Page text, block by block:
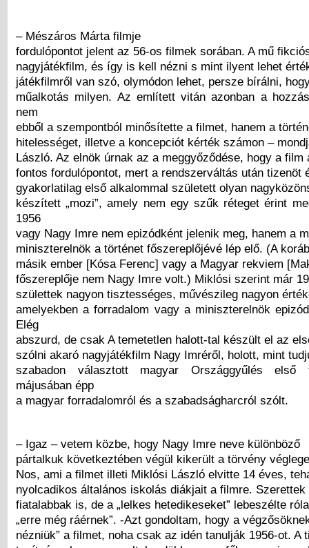
– Mészáros Márta filmje
fordulópontot jelent az 56-os filmek sorában. A mű
nagyjátékfilm, és így is kell nézni s mint ilyent lehet
játékfilmről van szó, olymódon lehet, persze bírálni,
műalkotás milyen. Az említett vitán azonban a
nem
ebből a szempontból minősítette a filmet, hanem a
hitelességet, illetve a koncepciót kérték számon –
László. Az elnök úrnak az a meggyőződése, hogy a film
fontos fordulópontot, mert a rendszerváltás után tizenöt
gyakorlatilag első alkalommal született olyan
készített „mozi”, amely nem egy szűk réteget érint
1956
vagy Nagy Imre nem epizódként jelenik meg, hanem a
miniszterelnök a történet főszereplőjévé lép elő. (A
másik ember [Kósa Ferenc] vagy a Magyar rekviem
főszereplője nem Nagy Imre volt.) Miklósi szerint már
születtek nagyon tisztességes, művészileg nagyon
amelyekben a forradalom vagy a miniszterelnök
Elég
abszurd, de csak A temetetlen halott-tal készült el az
szólni akaró nagyjátékfilm Nagy Imréről, holott, mint
szabadon választott magyar Országgyűlés első
májusában épp
a magyar forradalomról és a szabadságharcról szólt.
– Igaz – vetem közbe, hogy Nagy Imre neve különböző
pártalkuk következtében végül kikerült a törvény
Nos, ami a filmet illeti Miklósi László elvitte 14 éves,
nyolcadikos általános iskolás diákjait a filmre. Szerettek
fiatalabbak is, de a „lelkes hetedikeseket” lebeszélte
„erre még ráérnek”. -Azt gondoltam, hogy a
nézniük” a filmet, noha csak az idén tanulják 1956-ot. A